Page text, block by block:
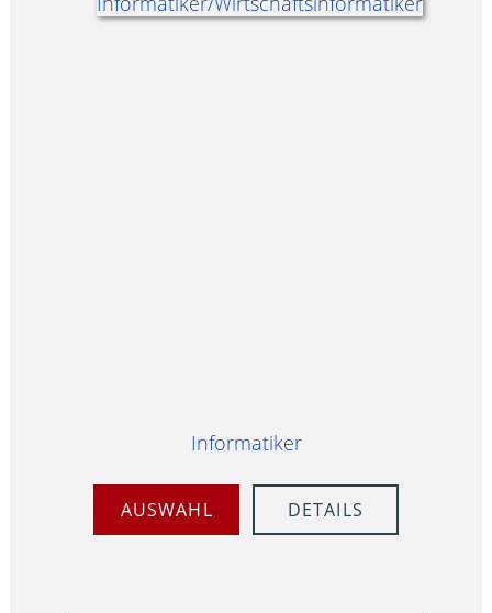
Informatiker
AUSWAHL DETAILS